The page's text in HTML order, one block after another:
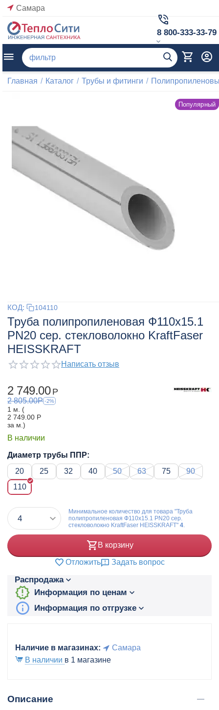
Самара
8 800-333-33-79
Главная / Каталог / Трубы и фитинги /
Популярный
КОД: 104110
Труба полипропиленовая Ф110x15.1
PN20 сер. стекловолокно KraftFaser
HEISSKRAFT
Написать отзыв
2 749.00 Р
2 805.00Р -2%
1 м. (
2 749.00 Р
за м.)
В наличии
Диаметр трубы ППР:
20
25 32 40 50 63 75
90
110
Минимальное количество для товара "Труба
полипропиленовая Ф110x15.1 PN20 сер.
стекловолокно KraftFaser HEISSKRAFT" 4
В корзину
Отложить Задать вопрос
Распродажа
Информация по ценам
Информация по отгрузке
Наличие в магазинах:
Самара
В наличии в 1 магазине
Описание